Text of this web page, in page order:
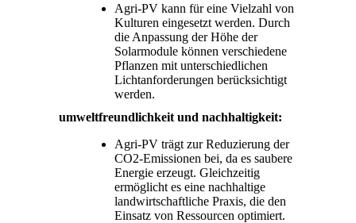
Agri-PV kann für eine Vielzahl von
Kulturen eingesetzt werden. Durch
die Anpassung der Höhe der
Solarmodule können verschiedene
Pflanzen mit unterschiedlichen
Lichtanforderungen berücksichtigt
werden.
umweltfreundlichkeit und nachhaltigkeit:
Agri-PV trägt zur Reduzierung der
CO2-Emissionen bei, da es saubere
Energie erzeugt. Gleichzeitig
ermöglicht es eine nachhaltige
landwirtschaftliche Praxis, die den
Einsatz von Ressourcen optimiert.